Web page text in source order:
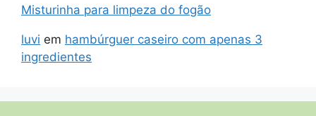
Misturinha para limpeza do fogão
luvi em hambúrguer caseiro com apenas 3
ingredientes